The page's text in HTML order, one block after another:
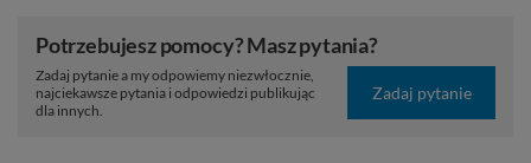
Potrzebujesz pomocy? Masz pytania?
Zadaj pytanie a my odpowiemy niezwłocznie,
najciekawsze pytania i odpowiedzi publikując
dla innych.
Zadaj pytanie